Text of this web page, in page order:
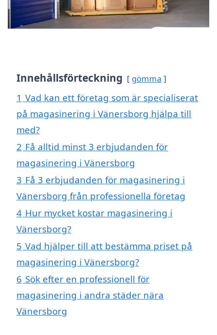
Innehållsförteckning gömma
1 Vad kan ett företag som är specialiserat
på magasinering i Vänersborg hjälpa till
med?
2 Få alltid minst 3 erbjudanden för
magasinering i Vänersborg
3 Få 3 erbjudanden för magasinering i
Vänersborg från professionella företag
4 Hur mycket kostar magasinering i
Vänersborg?
5 Vad hjälper till att bestämma priset på
magasinering i Vänersborg?
6 Sök efter en professionell för
magasinering i andra städer nära
Vänersborg